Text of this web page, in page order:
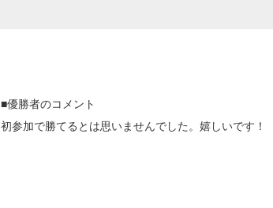
■優勝者のコメント
初参加で勝てるとは思いませんでした。嬉しいです！